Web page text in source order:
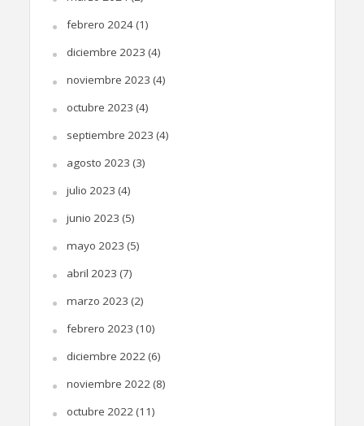
febrero 2024(1)
diciembre 2023 (4)
noviembre 2023 (4)
octubre 2023 (4)
septiembre 2023 (4)
agosto 2023 (3)
julio 2023 (4)
junio 2023 (5)
mayo 2023 (5)
abril 2023 (7)
marzo 2023 (2)
febrero 2023 (10)
diciembre 2022(6)
noviembre 2022(8)
octubre 2022(11)